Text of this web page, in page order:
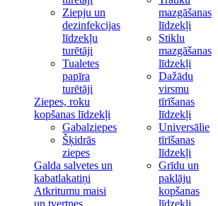
Ziepju un
dezinfekcijas
līdzekļu
turētāji
Tualetes
papīra
turētāji
Ziepes, roku
kopšanas līdzekļi
Gabalziepes
Šķidrās
ziepes
Galda salvetes un
kabatlakatiņi
Atkritumu maisi
un tvertnes
mazgāšanas
līdzekļi
Stiklu
mazgāšanas
līdzekļi
Dažādu
virsmu
tīrīšanas
līdzekļi
Universālie
tīrīšanas
līdzekļi
Grīdu un
paklāju
kopšanas
līdzekļi